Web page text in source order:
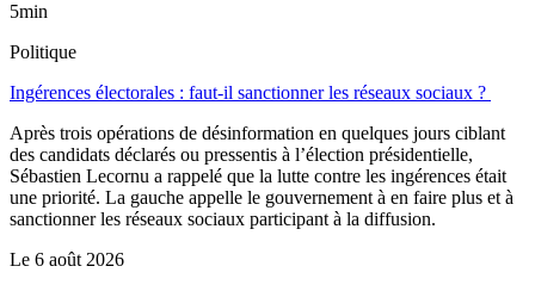
5min
Politique
Ingérences électorales : faut-il sanctionner les réseaux sociaux ?
Après trois opérations de désinformation en quelques jours ciblant
des candidats déclarés ou pressentis à l’élection présidentielle,
Sébastien Lecornu a rappelé que la lutte contre les ingérences était
une priorité. La gauche appelle le gouvernement à en faire plus et à
sanctionner les réseaux sociaux participant à la diffusion.
Le 6 août 2026